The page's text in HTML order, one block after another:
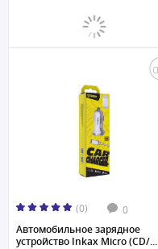
(0) 0
Автомобильное зарядное
устройство Inkax Micro (CD/...